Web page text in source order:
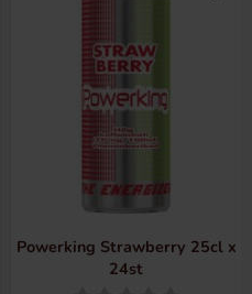
Powerking Strawberry 25cl x
24st